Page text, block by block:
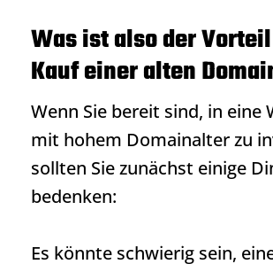
Was ist also der
Kauf einer alten
Wenn Sie bereit sind, in eine
mit hohem Domainalter zu
sollten Sie zunächst einige
bedenken:
Es könnte schwierig sein,